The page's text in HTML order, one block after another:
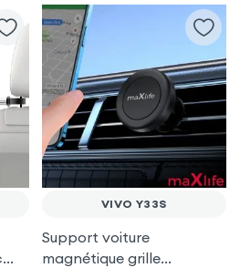
VIVO Y33S
Support voiture
magnétique grille